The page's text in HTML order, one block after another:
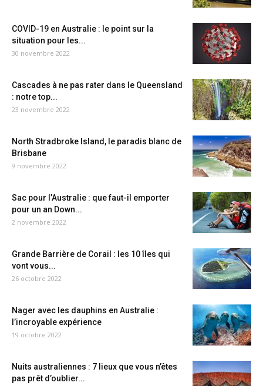
COVID-19 en Australie : le point sur la
situation pour les...
30 novembre 2022
Cascades à ne pas rater dans le Queensland
: notre top...
23 novembre 2022
North Stradbroke Island, le paradis blanc de
Brisbane
9 novembre 2022
Sac pour l’Australie : que faut-il emporter
pour un an Down...
2 novembre 2022
Grande Barrière de Corail : les 10 îles qui
vont vous...
26 octobre 2022
Nager avec les dauphins en Australie :
l’incroyable expérience
19 octobre 2022
Nuits australiennes : 7 lieux que vous n’êtes
pas prêt d’oublier...